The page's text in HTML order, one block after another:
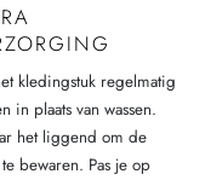
kledingstuk regelmatig
in plaats van wassen.
het liggend om de
bewaren. Pas je op